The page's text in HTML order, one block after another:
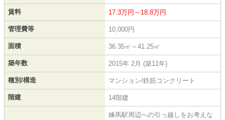
賃料 17.3万円～18.8万円
管理費等 10,000円
面積 36.35㎡～41.25㎡
築年数 2015年 2月 (築11年)
種別/構造 マンション/鉄筋コンクリート
階建 14階建
練馬駅周辺への引っ越しをお考えな